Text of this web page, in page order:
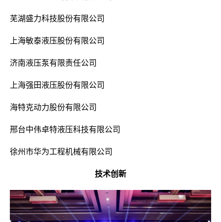
芜湖盛力科技股份有限公司
上海敏泰液压股份有限公司
济南液压泵有限责任公司
上海强田液压股份有限公司
海特克动力股份有限公司
邢台中伟卓特液压科技有限公司
徐州市华为工程机械有限公司
技术创新